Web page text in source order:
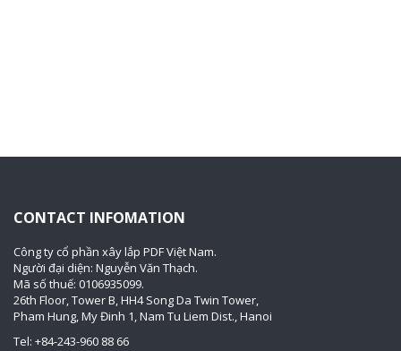
CONTACT INFOMATION
Công ty cổ phần xây lắp PDF Việt Nam.
Người đại diện: Nguyễn Văn Thạch.
Mã số thuế: 0106935099.
26th Floor, Tower B, HH4 Song Da Twin Tower,
Pham Hung, My Đinh 1, Nam Tu Liem Dist., Hanoi
Tel: +84-243-960 88 66